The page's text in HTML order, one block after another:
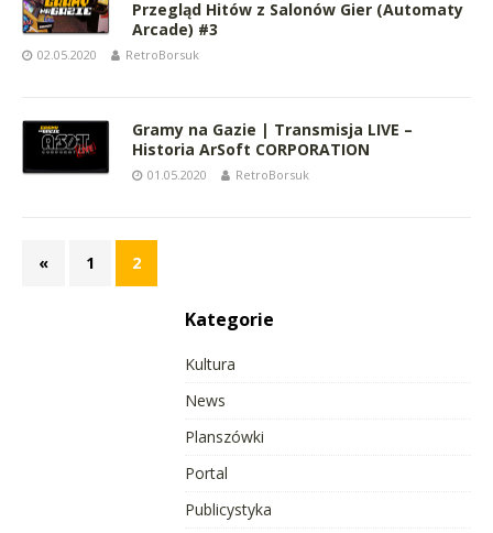
Przegląd Hitów z Salonów Gier (Automaty
Arcade) #3
02.05.2020 RetroBorsuk
Gramy na Gazie | Transmisja LIVE –
Historia ArSoft CORPORATION
01.05.2020 RetroBorsuk
« 1 2
Kategorie
Kultura
News
Planszówki
Portal
Publicystyka